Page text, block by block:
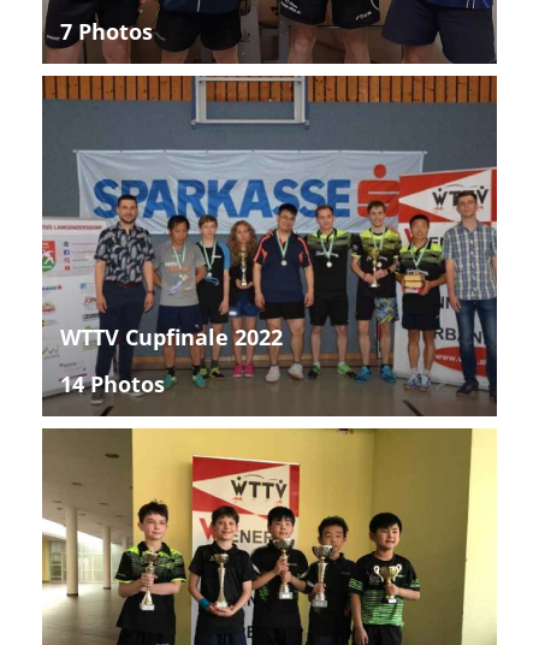
7 Photos
WTTV Cupfinale 2022
14 Photos